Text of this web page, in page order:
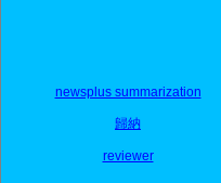
newsplus summarization
歸納
reviewer